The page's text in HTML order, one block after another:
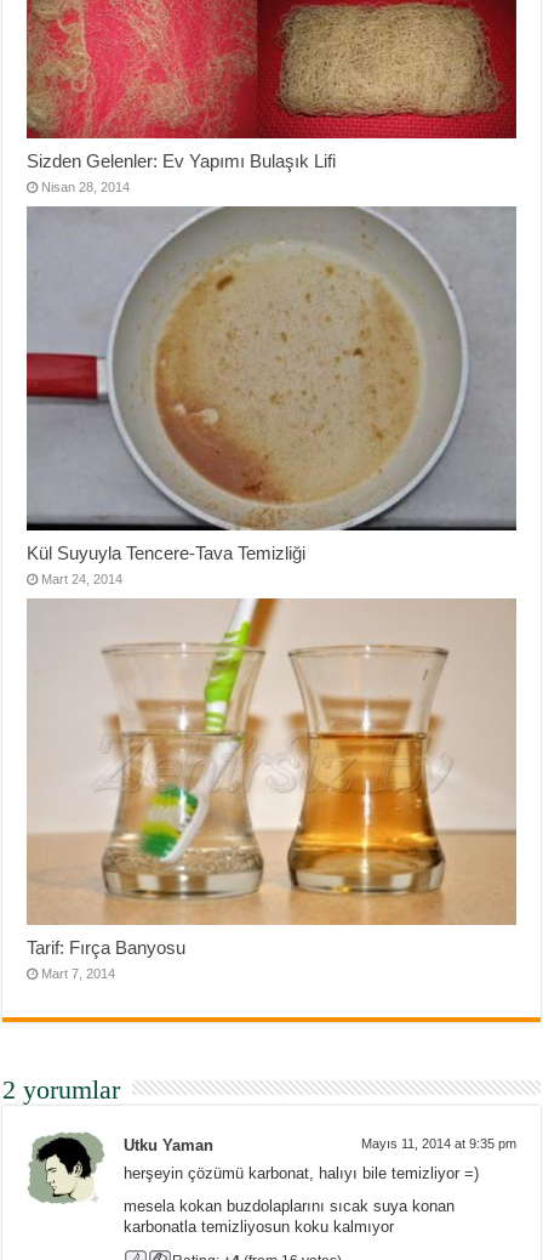
Sizden Gelenler: Ev Yapımı Bulaşık Lifi
Nisan 28, 2014
Kül Suyuyla Tencere-Tava Temizliği
Mart 24, 2014
Tarif: Fırça Banyosu
Mart 7, 2014
2 yorumlar
Utku Yaman Mayıs 11, 2014 at 9:35 pm
herşeyin çözümü karbonat, halıyı bile temizliyor =)
mesela kokan buzdolaplarını sıcak suya konan
karbonatla temizliyosun koku kalmıyor